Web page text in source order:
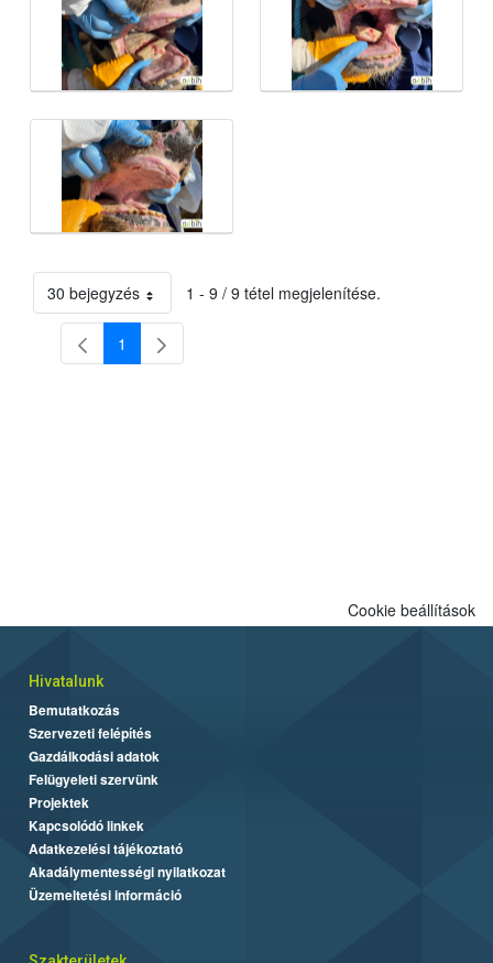
30 bejegyzésOldalanként 1 - 9 / 9 tétel megjelenítése.
Oldal
1
Cookie beállítások
Hivatalunk
Bemutatkozás
Szervezeti felépítés
Gazdálkodási adatok
Felügyeleti szervünk
Projektek
Kapcsolódó linkek
Adatkezelési tájékoztató
Akadálymentességi nyilatkozat
Üzemeltetési információ